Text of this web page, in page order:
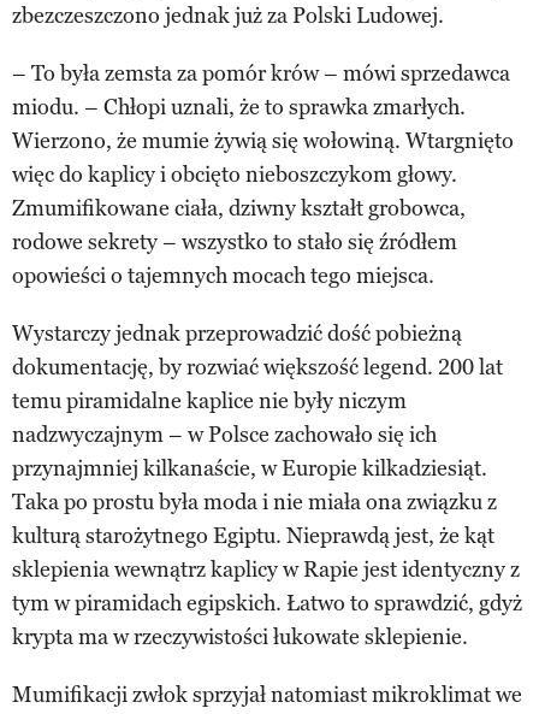
zbezczeszczono jednak już za Polski Ludowej.
– To była zemsta za pomór krów – mówi sprzedawca
miodu. – Chłopi uznali, że to sprawka zmarłych.
Wierzono, że mumie żywią się wołowiną. Wtargnięto
więc do kaplicy i obcięto nieboszczykom głowy.
Zmumifikowane ciała, dziwny kształt grobowca,
rodowe sekrety – wszystko to stało się źródłem
opowieści o tajemnych mocach tego miejsca.
Wystarczy jednak przeprowadzić dość pobieżną
dokumentację, by rozwiać większość legend. 200 lat
temu piramidalne kaplice nie były niczym
nadzwyczajnym – w Polsce zachowało się ich
przynajmniej kilkanaście, w Europie kilkadziesiąt.
Taka po prostu była moda i nie miała ona związku z
kulturą starożytnego Egiptu. Nieprawdą jest, że kąt
sklepienia wewnątrz kaplicy w Rapie jest identyczny z
tym w piramidach egipskich. Łatwo to sprawdzić, gdyż
krypta ma w rzeczywistości łukowate sklepienie.
Mumifikacji zwłok sprzyjał natomiast mikroklimat we